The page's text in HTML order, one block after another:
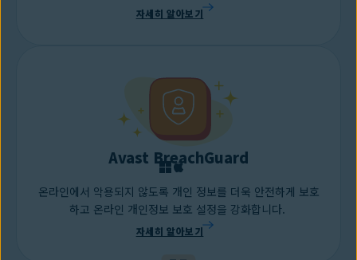
자세히 알아보기
Avast BreachGuard
온라인에서 악용되지 않도록 개인 정보를 더욱 안전하게 보호
하고 온라인 개인정보 보호 설정을 강화합니다.
자세히 알아보기